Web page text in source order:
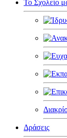
Το Σχολείο
Δράσεις